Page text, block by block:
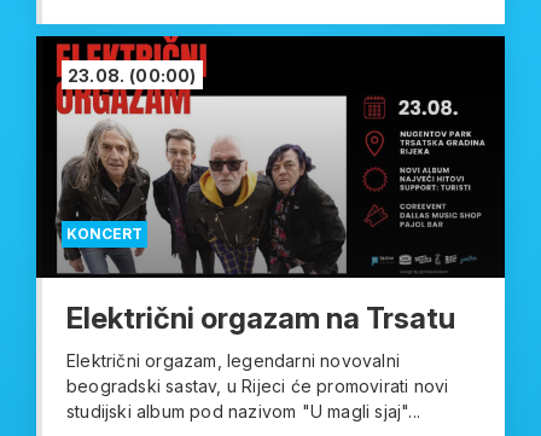
KONCERT
23.08. (00:00)
Električni orgazam na Trsatu
Električni orgazam, legendarni novovalni
beogradski sastav, u Rijeci će promovirati novi
studijski album pod nazivom "U magli sjaj"...